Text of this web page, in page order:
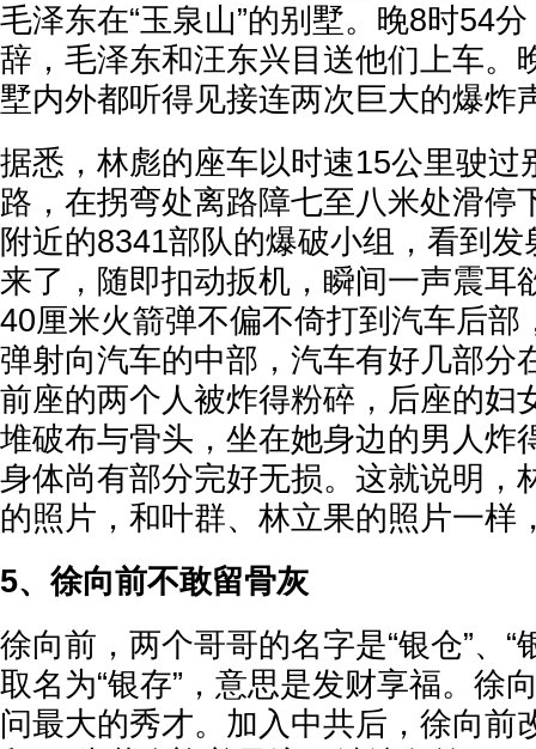
毛泽东在“玉泉山”的别墅。晚8时54
辞，毛泽东和汪东兴目送他们上车。
墅内外都听得见接连两次巨大的爆炸
据悉，林彪的座车以时速15公里驶过
路，在拐弯处离路障七至八米处滑停
附近的8341部队的爆破小组，看到
来了，随即扣动扳机，瞬间一声震耳
40厘米火箭弹不偏不倚打到汽车后部
弹射向汽车的中部，汽车有好几部分
前座的两个人被炸得粉碎，后座的妇
堆破布与骨头，坐在她身边的男人炸
身体尚有部分完好无损。这就说明，
的照片，和叶群、林立果的照片一样
5、徐向前不敢留骨灰
徐向前，两个哥哥的名字是“银仓”、“
取名为“银存”，意思是发财享福。徐
问最大的秀才。加入中共后，徐向前